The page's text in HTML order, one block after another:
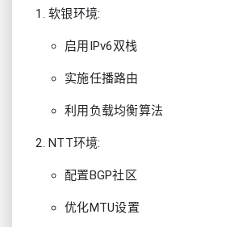
软银环境:
启用IPv6双栈
实施任播路由
利用负载均衡算法
NTT环境:
配置BGP社区
优化MTU设置